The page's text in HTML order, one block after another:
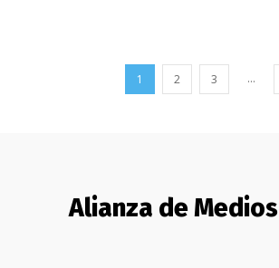
1 2 3 ...
Alianza de Medios